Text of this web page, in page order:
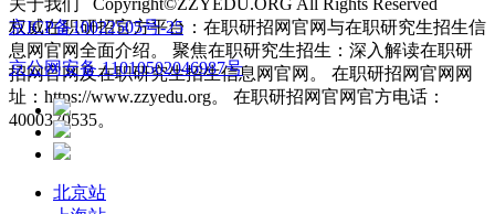
权威在职研招官方平台：在职研招网官网与在职研究生招生信
息网官网全面介绍。 聚焦在职研究生招生：深入解读在职研
招网官网及在职研究生招生信息网官网。 在职研招网官网网
址：https://www.zzyedu.org。 在职研招网官网官方电话：
4000370535。
京ICP备10022505号-25
京公网安备 11010502046987号
北京站